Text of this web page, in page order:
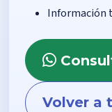
Información
Volver a